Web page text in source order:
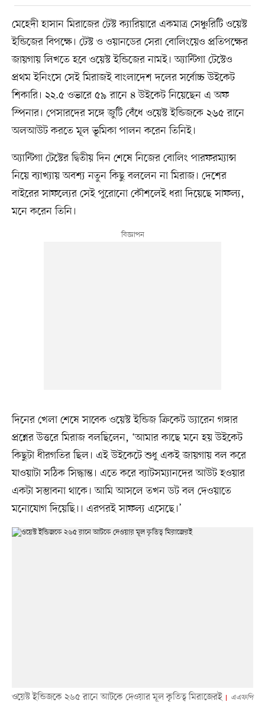
মেহেদী হাসান মিরাজের টেস্ট ক্যারিয়ারে একমাত্র সেঞ্চুরিটি ওয়েস্ট
ইন্ডিজের বিপক্ষে। টেস্ট ও ওয়ানডের সেরা বোলিংয়েও প্রতিপক্ষের
জায়গায় লিখতে হবে ওয়েস্ট ইন্ডিজের নামই। অ্যান্টিগা টেস্টেও
প্রথম ইনিংসে সেই মিরাজই বাংলাদেশ দলের সর্বোচ্চ উইকেট
শিকারি। ২২.৫ ওভারে ৫৯ রানে ৪ উইকেট নিয়েছেন এ অফ
স্পিনার। পেসারদের সঙ্গে জুটি বেঁধে ওয়েস্ট ইন্ডিজকে ২৬৫ রানে
অলআউট করতে মূল ভূমিকা পালন করেন তিনিই।
অ্যান্টিগা টেস্টের দ্বিতীয় দিন শেষে নিজের বোলিং পারফরম্যান্স
নিয়ে ব্যাখ্যায় অবশ্য নতুন কিছু বললেন না মিরাজ। দেশের
বাইরের সাফল্যের সেই পুরোনো কৌশলেই ধরা দিয়েছে সাফল্য,
মনে করেন তিনি।
দিনের খেলা শেষে সাবেক ওয়েস্ট ইন্ডিজ ক্রিকেট ড্যারেন গঙ্গার
প্রশ্নের উত্তরে মিরাজ বলছিলেন, ‘আমার কাছে মনে হয় উইকেট
কিছুটা ধীরগতির ছিল। এই উইকেটে শুধু একই জায়গায় বল করে
যাওয়াটা সঠিক সিদ্ধান্ত। এতে করে ব্যাটসম্যানদের আউট হওয়ার
একটা সম্ভাবনা থাকে। আমি আসলে তখন ডট বল দেওয়াতে
মনোযোগ দিয়েছি।। এরপরই সাফল্য এসেছে।’
ওয়েস্ট ইন্ডিজকে ২৬৫ রানে আটকে দেওয়ার মূল কৃতিত্ব মিরাজেরই এএফপি